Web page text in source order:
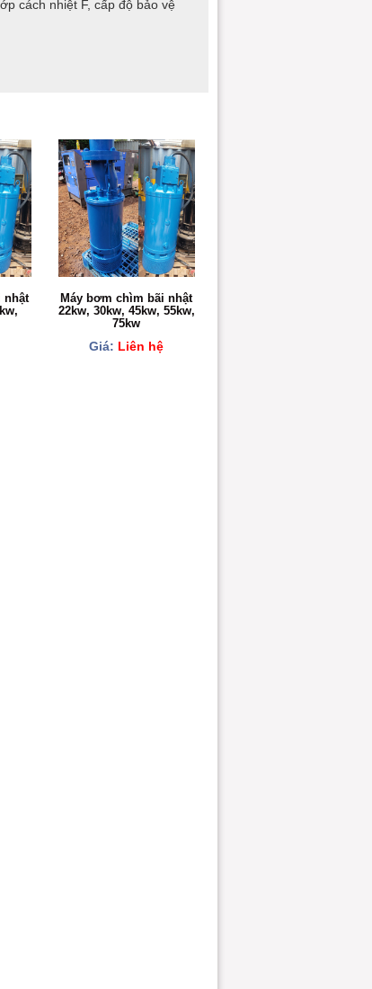
cách nhiệt F, cấp độ bảo vệ
nhật
Máy bơm chìm bãi nhật
22kw, 30kw, 45kw, 55kw,
75kw
Giá: Liên hệ